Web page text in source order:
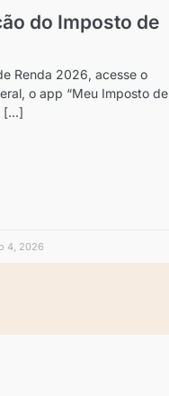
do Imposto de
Renda 2026, acesse o
o app “Meu Imposto de
[...]
4, 2026